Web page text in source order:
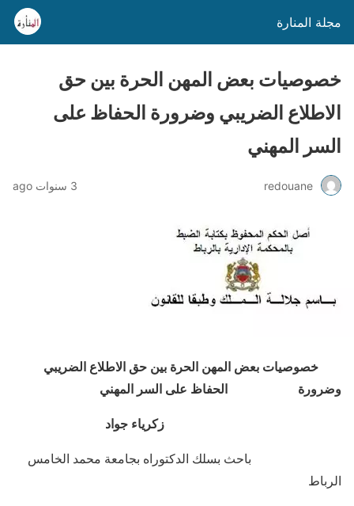
مجلة المنارة
خصوصيات بعض المهن الحرة بين حق
الاطلاع الضريبي وضرورة الحفاظ على
السر المهني
redouane 3 سنوات ago
خصوصيات بعض المهن الحرة بين حق الاطلاع الضريبي
وضرورة الحفاظ على السر المهني
زكرياء جواد
باحث بسلك الدكتوراه بجامعة محمد الخامس
الرباط